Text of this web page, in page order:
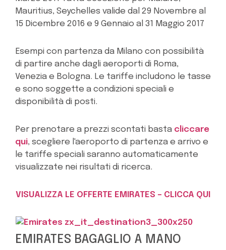
Mauritius, Seychelles valide dal 29 Novembre al
15 Dicembre 2016 e 9 Gennaio al 31 Maggio 2017
Esempi con partenza da Milano con possibilità
di partire anche dagli aeroporti di Roma,
Venezia e Bologna. Le tariffe includono le tasse
e sono soggette a condizioni speciali e
disponibilità di posti.
Per prenotare a prezzi scontati basta cliccare
qui, scegliere l'aeroporto di partenza e arrivo e
le tariffe speciali saranno automaticamente
visualizzate nei risultati di ricerca.
VISUALIZZA LE OFFERTE EMIRATES – CLICCA QUI
EMIRATES BAGAGLIO A MANO